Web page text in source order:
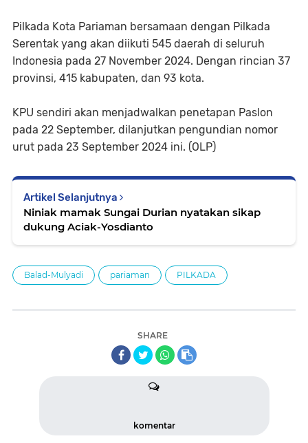
Pilkada Kota Pariaman bersamaan dengan Pilkada
Serentak yang akan diikuti 545 daerah di seluruh
Indonesia pada 27 November 2024. Dengan rincian 37
provinsi, 415 kabupaten, dan 93 kota.
KPU sendiri akan menjadwalkan penetapan Paslon
pada 22 September, dilanjutkan pengundian nomor
urut pada 23 September 2024 ini. (OLP)
Artikel Selanjutnya
Niniak mamak Sungai Durian nyatakan sikap
dukung Aciak-Yosdianto
Balad-Mulyadi pariaman PILKADA
SHARE
komentar